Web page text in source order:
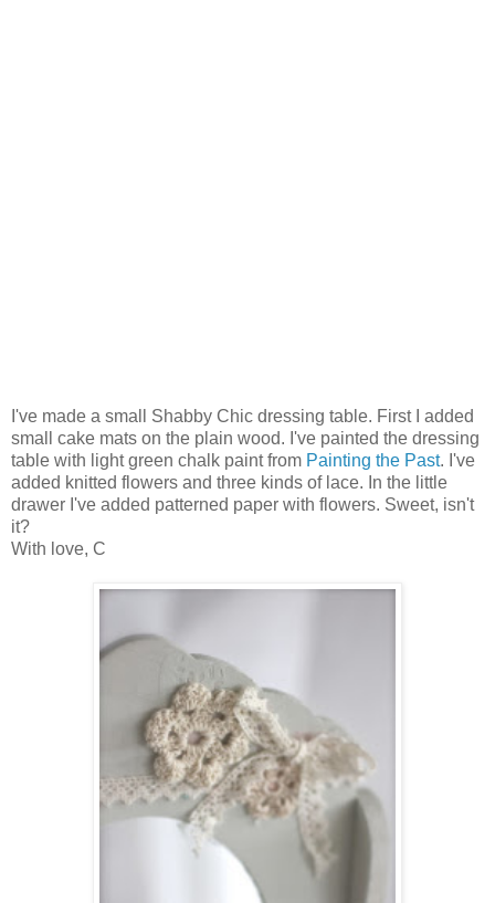
I've made a small Shabby Chic dressing table. First I added
small cake mats on the plain wood. I've painted the dressing
table with light green chalk paint from Painting the Past. I've
added knitted flowers and three kinds of lace. In the little
drawer I've added patterned paper with flowers. Sweet, isn't
it?
With love, C